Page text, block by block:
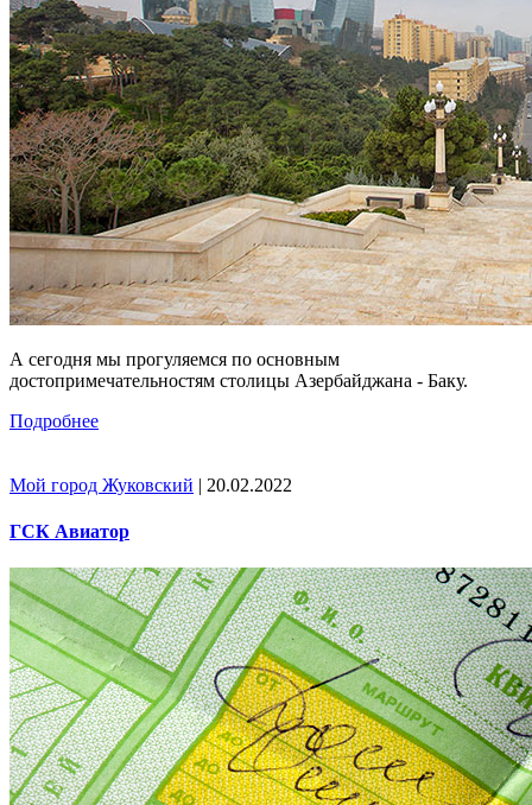
А сегодня мы прогуляемся по основным
достопримечательностям столицы Азербайджана - Баку.
Подробнее
Мой город Жуковский | 20.02.2022
ГСК Авиатор